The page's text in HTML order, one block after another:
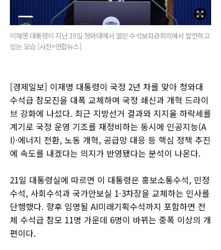
이재명 대통령이 지난 19일 청와대에서 열린 수석보좌관회의에서 발언하고
있는 모습 [사진=연합뉴스]
[경제일보] 이재명 대통령이 국정 2년 차를 맞아 청와대
수석급 참모진을 대폭 교체하며 국정 쇄신과 개혁 드라이
브 강화에 나섰다. 최근 지방선거 결과와 지지율 하락세를
계기로 국정 운영 기조를 재정비하는 동시에 인공지능(A
I)·에너지 전환, 노동 개혁, 공급망 대응 등 핵심 정책 추진
에 속도를 내겠다는 의지가 반영됐다는 분석이 나온다.
21일 대통령실에 따르면 이 대통령은 홍보소통수석, 민정
수석, 사회수석과 국가안보실 1·3차장을 교체하는 인사를
단행했다. 향후 임명될 AI미래기획수석까지 포함하면 전
체 수석급 참모 11명 가운데 6명이 바뀌는 중폭 이상의 개
편이다.